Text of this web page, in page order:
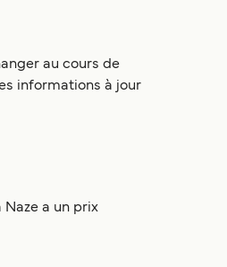
au cours de
informations à jour
Naze a un prix